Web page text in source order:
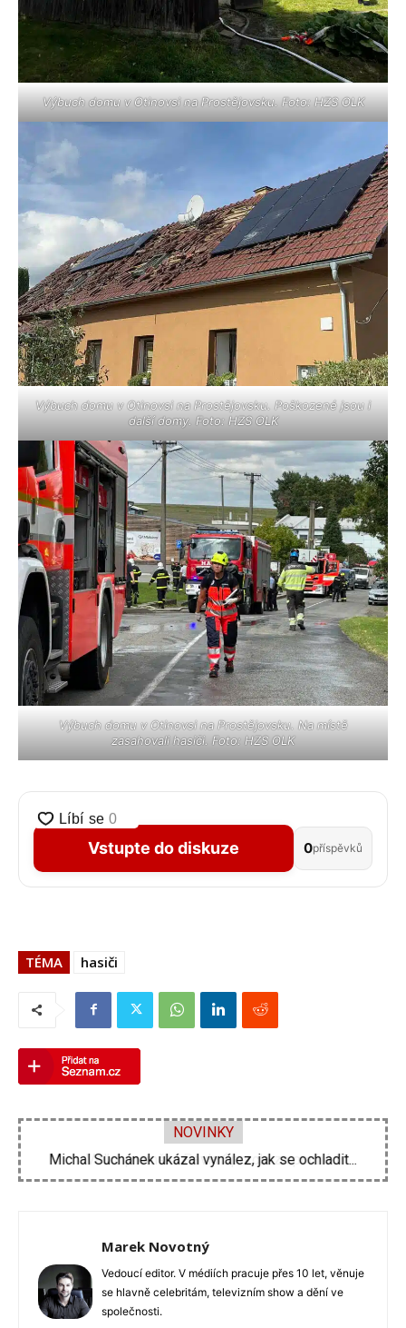
Výbuch domu v Otinovsi na Prostějovsku. Foto: HZS OLK
Výbuch domu v Otinovsi na Prostějovsku. Poškozené jsou i
další domy. Foto: HZS OLK
Výbuch domu v Otinovsi na Prostějovsku. Na místě
zasahovali hasiči. Foto: HZS OLK
Vstupte do diskuze 0příspěvků
TÉMA hasiči
NOVINKY
Velká proměna Pavla Šporcla za pouhé tři...
Marek Novotný
Vedoucí editor. V médiích pracuje přes 10 let, věnuje
se hlavně celebritám, televizním show a dění ve
společnosti.